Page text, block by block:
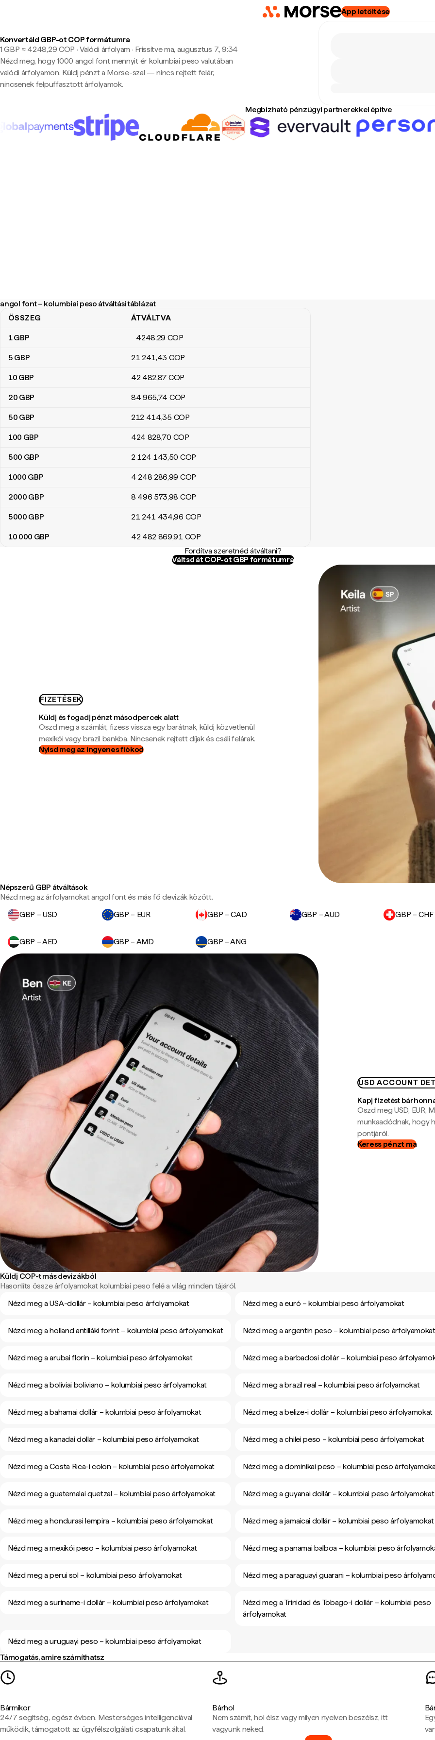
App letöltése
Konvertáld GBP-ot COP formátumra
1 GBP ≈ 4248,29 COP · Valódi árfolyam · Frissítve ma, augusztus 7., 9:34
Nézd meg, hogy 1000 angol font mennyit ér kolumbiai peso valutában
valódi árfolyamon. Küldj pénzt a Morse-szal — nincs rejtett felár,
nincsenek felpuffasztott árfolyamok.
Megbízható pénzügyi partnerekkel építve
angol font – kolumbiai peso átváltási táblázat
angol font – kolumbiai peso átváltási táblázat
ÖSSZEG ÁTVÁLTVA
1GBP 4248,29 COP
5 GBP 21 241,43 COP
10 GBP 42 482,87 COP
20 GBP 84 965,74 COP
50 GBP 212 414,35 COP
100 GBP 424 828,70 COP
500 GBP 2 124 143,50 COP
1000 GBP 4 248 286,99 COP
2000 GBP 8 496 573,98 COP
5000 GBP 21 241 434,96 COP
10 000 GBP 42 482 869,91 COP
Fordítva szeretnéd átváltani?
Váltsd át COP-ot GBP formátumra
FIZETÉSEK
Küldj és fogadj pénzt másodpercek alatt
Oszd meg a számlát, fizess vissza egy barátnak, küldj közvetlenül
mexikói vagy brazil bankba. Nincsenek rejtett díjak és csáli felárak.
Nyisd meg az ingyenes fiókod
Népszerű GBP átváltások
Nézd meg az árfolyamokat angol font és más fő devizák között.
GBP – USD
GBP – EUR GBP – CAD GBP – AUD GBP – CHF
GBP – AED GBP – AMD GBP – ANG
USD ACCOUNT
Kapj fizetést
Oszd meg USD, EUR,
munkaadódnak, hogy
pontjáról.
Keress pénzt ma
Küldj COP-t más devizákból
Hasonlíts össze árfolyamokat kolumbiai peso felé a világ minden tájáról.
Nézd meg a USA-dollár – kolumbiai peso árfolyamokat
Nézd meg a euró – kolumbiai peso árfolyamokat
Nézd meg a holland antilláki forint – kolumbiai peso árfolyamokat Nézd meg a argentin peso – kolumbiai peso árfolyamokat
Nézd meg a arubai florin – kolumbiai peso árfolyamokat Nézd meg a barbadosi dollár – kolumbiai peso
Nézd meg a bolíviai boliviano – kolumbiai peso árfolyamokat Nézd meg a brazil real – kolumbiai peso árfolyamokat
Nézd meg a bahamai dollár – kolumbiai peso árfolyamokat Nézd meg a belize-i dollár – kolumbiai peso árfolyamokat
Nézd meg a kanadai dollár – kolumbiai peso árfolyamokat Nézd meg a chilei peso – kolumbiai peso árfolyamokat
Nézd meg a Costa Rica-i colon – kolumbiai peso árfolyamokat Nézd meg a dominikai peso – kolumbiai peso
Nézd meg a guatemalai quetzal – kolumbiai peso árfolyamokat Nézd meg a guyanai dollár – kolumbiai peso árfolyamokat
Nézd meg a hondurasi lempira – kolumbiai peso árfolyamokat Nézd meg a jamaicai dollár – kolumbiai peso árfolyamokat
Nézd meg a mexikói peso – kolumbiai peso árfolyamokat Nézd meg a panamai balboa – kolumbiai peso
Nézd meg a perui sol – kolumbiai peso árfolyamokat Nézd meg a paraguayi guarani – kolumbiai peso
Nézd meg a suriname-i dollár – kolumbiai peso árfolyamokat
Nézd meg a Trinidad és Tobago-i dollár – kolumbiai peso
árfolyamokat
Nézd meg a uruguayi peso – kolumbiai peso árfolyamokat
Támogatás, amire számíthatsz
Bármikor
24/7 segítség, egész évben. Mesterséges intelligenciával
működik, támogatott az ügyfélszolgálati csapatunk által.
Bárhol
Nem számít, hol élsz vagy milyen nyelven beszélsz, itt
vagyunk neked.